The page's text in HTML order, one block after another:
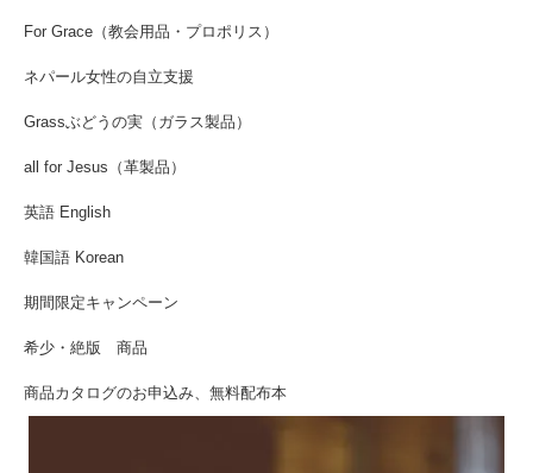
For Grace（教会用品・プロポリス）
ネパール女性の自立支援
Grassぶどうの実（ガラス製品）
all for Jesus（革製品）
英語 English
韓国語 Korean
期間限定キャンペーン
希少・絶版 商品
商品カタログのお申込み、無料配布本